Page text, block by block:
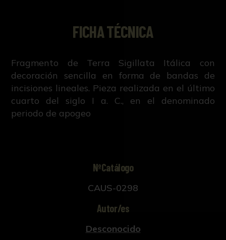
FICHA TÉCNICA
Fragmento de Terra Sigillata Itálica con
decoración sencilla en forma de bandas de
incisiones lineales. Pieza realizada en el último
cuarto del siglo I a. C., en el denominado
periodo de apogeo
NºCatálogo
CAUS-0298
Autor/es
Desconocido